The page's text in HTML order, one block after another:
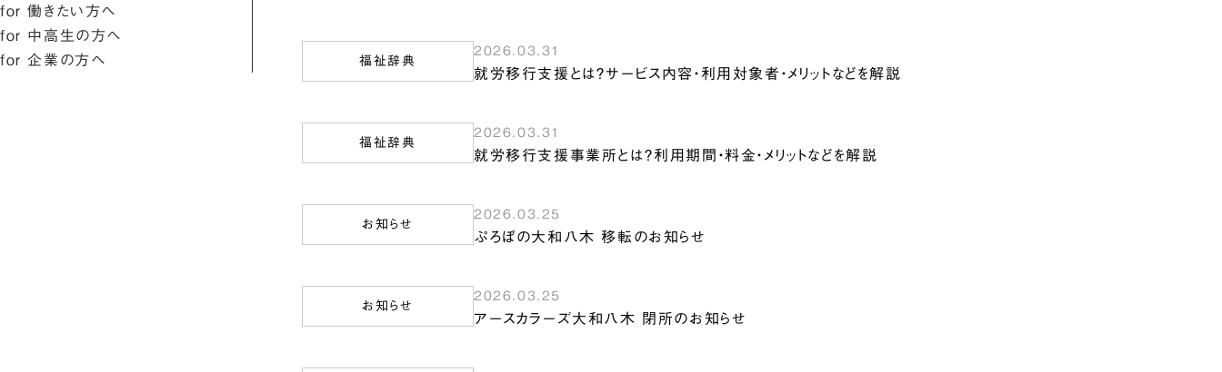
for 働きたい方へ
for 中高生の方へ
for 企業の方へ
福祉辞典
2026.03.31
就労移行支援とは？サービス内容・利用対象者・メリットなどを解説
福祉辞典
2026.03.31
就労移行支援事業所とは？利用期間・料金・メリットなどを解説
お知らせ
2026.03.25
ぷろぼの大和八木 移転のお知らせ
お知らせ
2026.03.25
アースカラーズ大和八木 閉所のお知らせ